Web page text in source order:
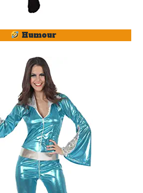
Humour